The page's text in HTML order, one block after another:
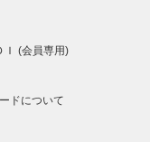
Ｉ (会員専用)
ドについて